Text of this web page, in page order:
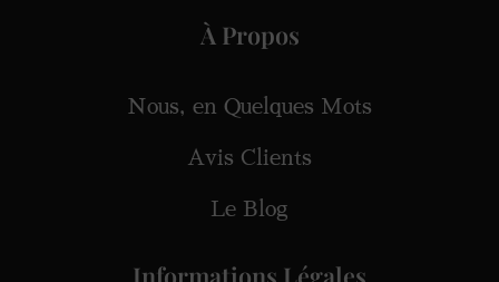
À Propos
Nous, en Quelques Mots
Avis Clients
Le Blog
Informations Légales